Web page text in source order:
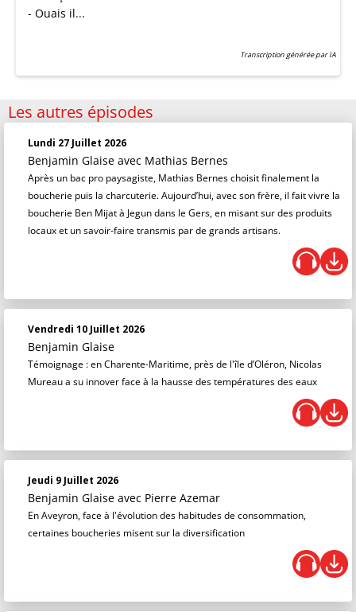
- Ouais il...
Transcription générée par IA
Les autres épisodes
Lundi 27 Juillet 2026
Benjamin Glaise avec Mathias Bernes
Après un bac pro paysagiste, Mathias Bernes choisit finalement la
boucherie puis la charcuterie. Aujourd’hui, avec son frère, il fait vivre la
boucherie Ben Mijat à Jegun dans le Gers, en misant sur des produits
locaux et un savoir-faire transmis par de grands artisans.
Vendredi 10 Juillet 2026
Benjamin Glaise
Témoignage : en Charente-Maritime, près de l'île d’Oléron, Nicolas
Mureau a su innover face à la hausse des températures des eaux
Jeudi 9 Juillet 2026
Benjamin Glaise avec Pierre Azemar
En Aveyron, face à l'évolution des habitudes de consommation,
certaines boucheries misent sur la diversification